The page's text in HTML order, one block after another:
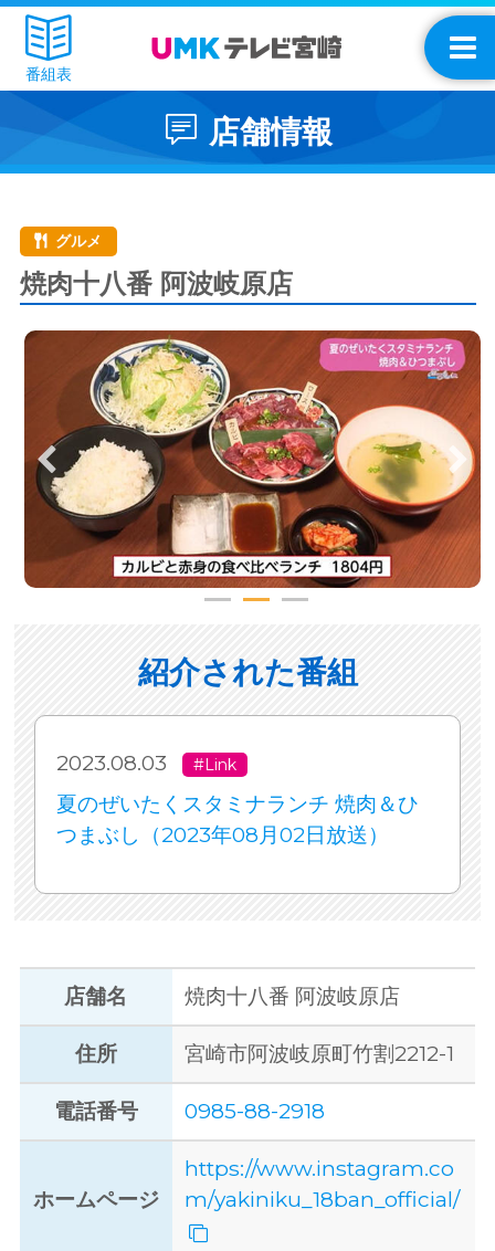
番組表
店舗情報
グルメ
焼肉十八番 阿波岐原店
紹介された番組
2023.08.03 #Link
夏のぜいたくスタミナランチ 焼肉＆ひ
つまぶし（2023年08月02日放送）
店舗名 焼肉十八番 阿波岐原店
住所 宮崎市阿波岐原町竹割2212-1
電話番号 0985-88-2918
ホームページ
https://www.instagram.co
m/yakiniku_18ban_official/